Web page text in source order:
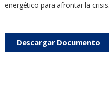
energético para afrontar la crisis.
Descargar Documento